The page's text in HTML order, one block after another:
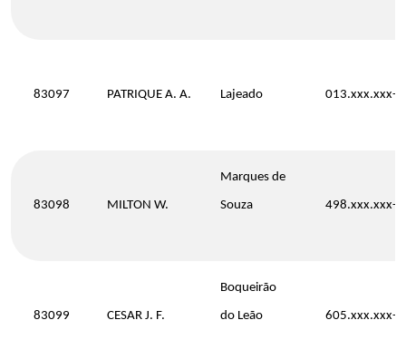
83097 PATRIQUE A. A. Lajeado 013.xxx.xxx-
83098 MILTON W.
Marques de
Souza 498.xxx.xxx-
83099 CESAR J. F.
Boqueirão
do Leão 605.xxx.xxx-